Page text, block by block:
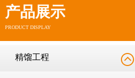
产品展示
PRODUCT DISPLAY
精馏工程